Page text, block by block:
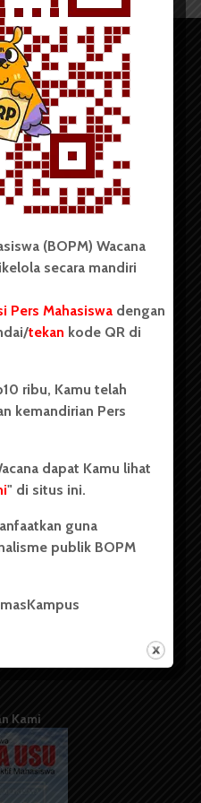
BOPM WACANA.
Wacana merupakan
kampus dan dikelola
Universitas Sumatera Utara
merupakan salah satu
di Universitas Sumatera
Kami
(BOPM) Wacana
secara mandiri
Pers Mahasiswa dengan
tekan kode QR di
ribu, Kamu telah
kemandirian Pers
dapat Kamu lihat
" di situs ini.
guna
publik BOPM